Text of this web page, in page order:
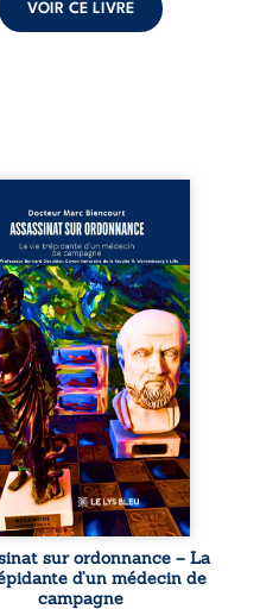
VOIR CE LIVRE
sur ordonnance –
trépidante d’un médecin
est la réédition
et actualisée du
du Docteur Marc
ancien médecin de
qui revient sur son
médical, syndical et
Depuis septembre
il raconte le long combat
conduit à être écarté du
médical, malgré une
de première instance
sur ordonnance – La
d’un médecin de
campagne